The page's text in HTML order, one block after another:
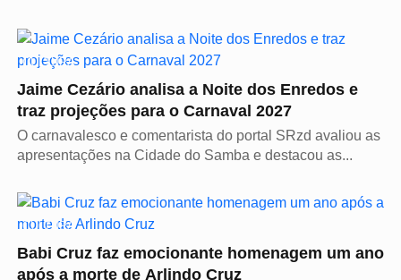
CULTURA
Jaime Cezário analisa a Noite dos Enredos e
traz projeções para o Carnaval 2027
O carnavalesco e comentarista do portal SRzd avaliou as
apresentações na Cidade do Samba e destacou as...
CULTURA
Babi Cruz faz emocionante homenagem um ano
após a morte de Arlindo Cruz